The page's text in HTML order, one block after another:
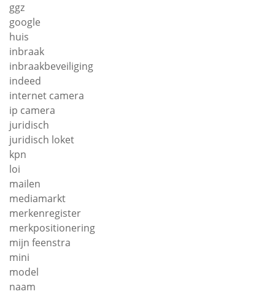
ggz
google
huis
inbraak
inbraakbeveiliging
indeed
internet camera
ip camera
juridisch
juridisch loket
kpn
loi
mailen
mediamarkt
merkenregister
merkpositionering
mijn feenstra
mini
model
naam